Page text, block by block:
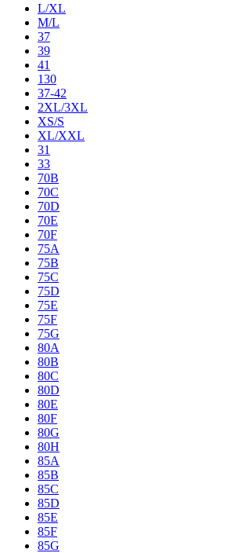
L/XL
M/L
37
39
41
130
37-42
2XL/3XL
XS/S
XL/XXL
31
33
70B
70C
70D
70E
70F
75A
75B
75C
75D
75E
75F
75G
80A
80B
80C
80D
80E
80F
80G
80H
85A
85B
85C
85D
85E
85F
85G